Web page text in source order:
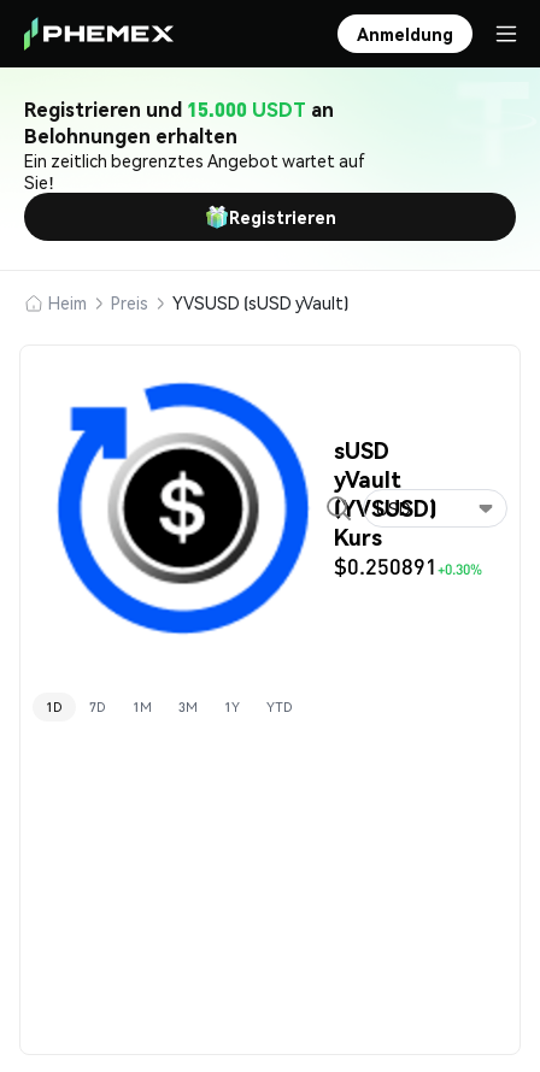
Anmeldung
Registrieren und 15.000 USDT an
Belohnungen erhalten
Ein zeitlich begrenztes Angebot wartet auf
Sie!
Registrieren
Heim Preis YVSUSD (sUSD yVault)
sUSD
yVault
(YVSUSD)
Kurs
$0.250891 +0.30%
USD
1D 7D 1M 3M 1Y YTD